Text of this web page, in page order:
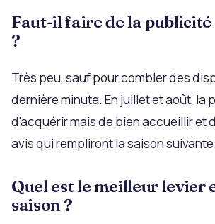
Faut-il faire de la publicité
?
Très peu, sauf pour combler des
dernière minute. En juillet et août, la
d'acquérir mais de bien accueillir et
avis qui rempliront la saison suivante.
Quel est le meilleur levier
saison ?